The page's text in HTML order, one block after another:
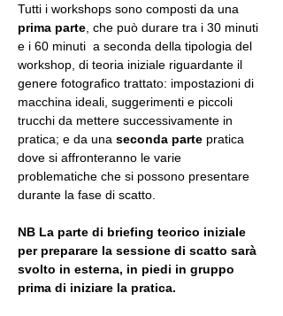
Tutti i workshops sono composti da una
prima parte , che può durare tra i 30 minuti
e i 60 minuti  a seconda della tipologia del
workshop, di teoria iniziale riguardante il
genere fotografico trattato: impostazioni di
macchina ideali, suggerimenti e piccoli
trucchi da mettere successivamente in
pratica; e da una seconda parte pratica
dove si affronteranno le varie
problematiche che si possono presentare
durante la fase di scatto.
NB La parte di briefing teorico iniziale
per preparare la sessione di scatto sarà
svolto in esterna, in piedi in gruppo
prima di iniziare la pratica.